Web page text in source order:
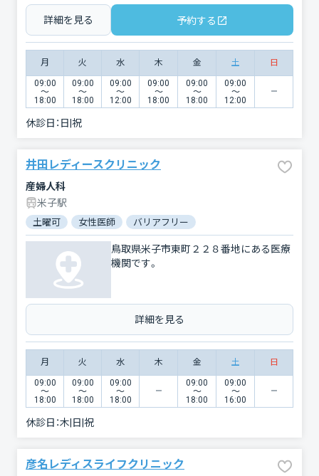
詳細を見る 予約する
月 火 水 木 金 土 日
09:00
〜
18:00
09:00
〜
18:00
09:00
〜
12:00
09:00
〜
18:00
09:00
〜
18:00
09:00
〜
12:00
休診日： 日|祝
井田レディースクリニック
産婦人科
米子駅
土曜可 女性医師 バリアフリー
鳥取県米子市東町２２８番地にある医療
機関です。
詳細を見る
月 火 水 木 金 土 日
09:00
〜
18:00
09:00
〜
18:00
09:00
〜
18:00
09:00
〜
18:00
09:00
〜
16:00
休診日：木|日|祝
彦名レディスライフクリニック